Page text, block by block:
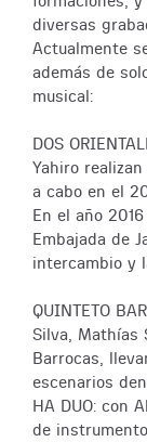
diversas
Actualmente
además de
musical:
DOS
Yahiro
a cabo en el
En el año
Embajada de
intercambio y
QUINTETO
Silva, Mathías
Barrocas,
escenarios
HA DUO: con
de